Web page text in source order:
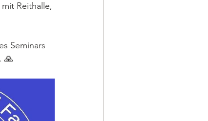
Reithalle,
Seminars
. 🙏